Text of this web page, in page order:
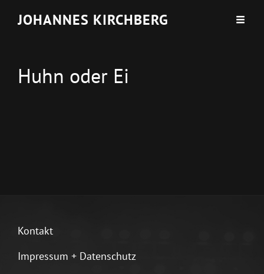
JOHANNES KIRCHBERG
Huhn oder Ei
Kontakt
Impressum + Datenschutz